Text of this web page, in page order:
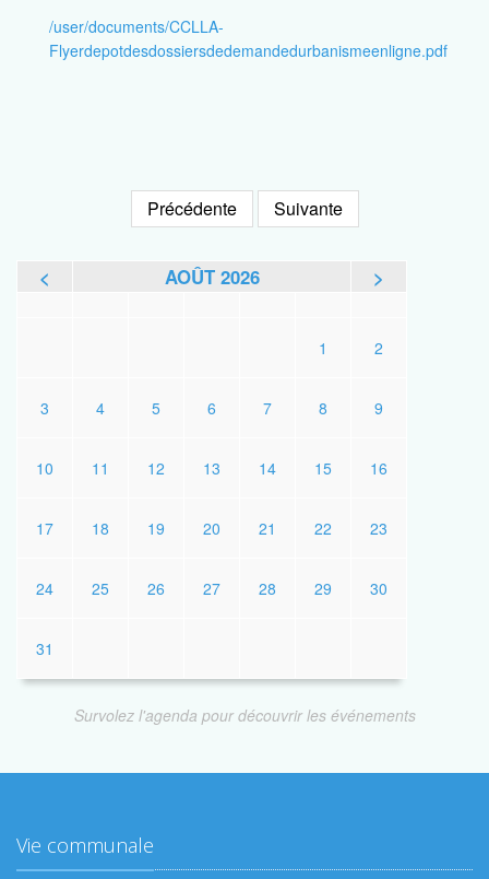
/user/documents/CCLLA-
Flyerdepotdesdossiersdedemandedurbanismeenligne.pdf
Précédente Suivante
< AOÛT 2026 >
1
2
3 4 5 6 7 8 9
10 11 12 13 14 15 16
17 18 19 20 21 22 23
24 25 26 27 28 29 30
31
Survolez l'agenda pour découvrir les événements
Vie communale